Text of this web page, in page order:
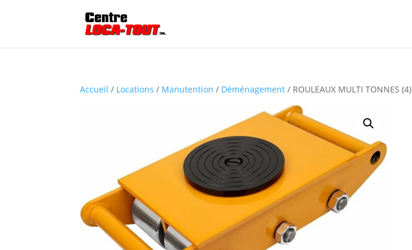
Accueil / Locations / Manutention / Déménagement / ROULEAUX MULTI TONNES (4)